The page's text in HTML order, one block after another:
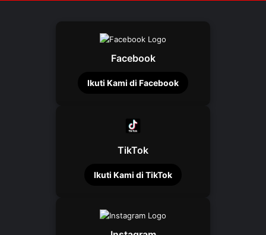
Facebook
Ikuti Kami di Facebook
TikTok
Ikuti Kami di TikTok